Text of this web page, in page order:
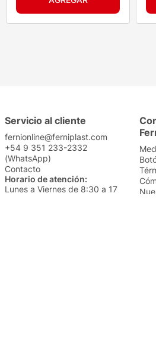
Servicio al cliente
fernionline@ferniplast.com
+54 9 351 233-2332
(WhatsApp)
Contacto
Horario de atención:
Lunes a Viernes de 8:30 a 17